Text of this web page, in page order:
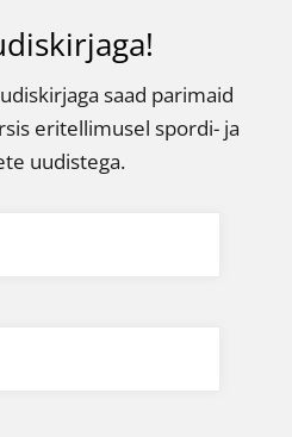
saad parimaid
eritellimusel spordi- ja
uudistega.